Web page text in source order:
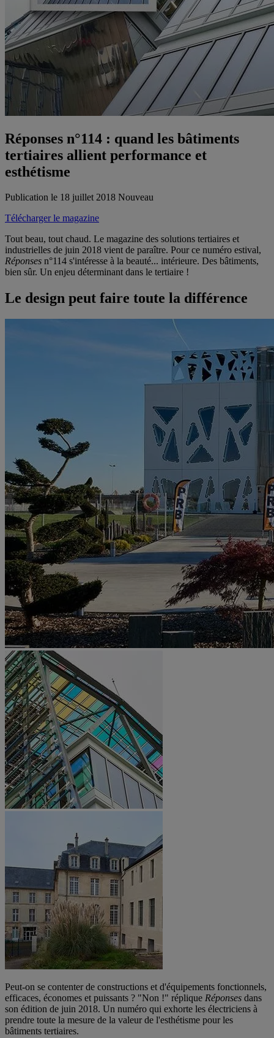
Réponses n°114 : quand les bâtiments
tertiaires allient performance et
esthétisme
Publication le 18 juillet 2018 Nouveau
Télécharger le magazine
Tout beau, tout chaud. Le magazine des solutions tertiaires et
industrielles de juin 2018 vient de paraître. Pour ce numéro estival,
Réponses n°114 s'intéresse à la beauté... intérieure. Des bâtiments,
bien sûr. Un enjeu déterminant dans le tertiaire !
Le design peut faire toute la différence
Peut-on se contenter de constructions et d'équipements fonctionnels,
efficaces, économes et puissants ? "Non !" réplique Réponses dans
son édition de juin 2018. Un numéro qui exhorte les électriciens à
prendre toute la mesure de la valeur de l'esthétisme pour les
bâtiments tertiaires.